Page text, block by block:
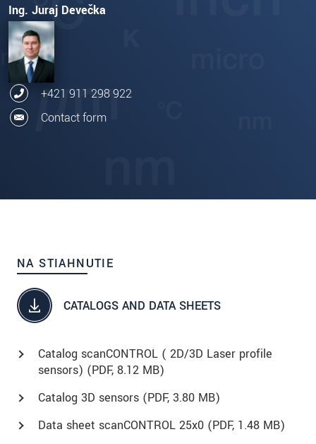
Ing. Juraj Devečka
+421 911 298 922
Contact form
NA STIAHNUTIE
CATALOGS AND DATA SHEETS
Catalog scanCONTROL ( 2D/3D Laser profile
sensors) (PDF, 8.12 MB)
Catalog 3D sensors (PDF, 3.80 MB)
Data sheet scanCONTROL 25x0 (PDF, 1.48 MB)